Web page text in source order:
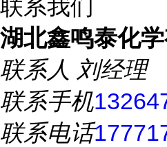
联系我们
湖北鑫鸣泰化
联系人 刘经理
联系手机
联系电话